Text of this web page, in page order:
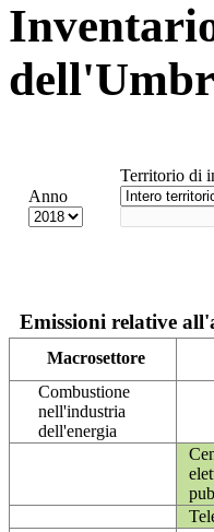
Anno
Territorio di
Emissioni relative
Macrosettore
Combustione
nell'industria
dell'energia